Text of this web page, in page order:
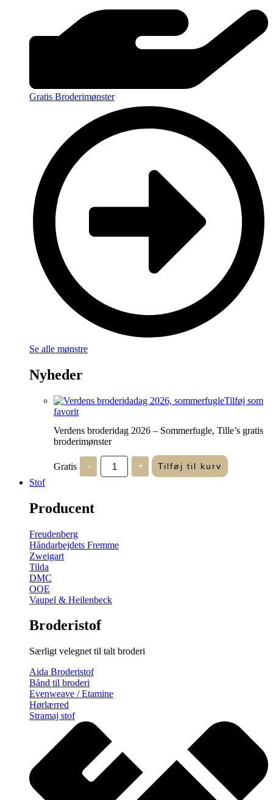
Gratis Broderimønster
Se alle mønstre
Nyheder
Tilføj som
favorit
Verdens broderidag 2026 – Sommerfugle, Tille’s gratis
broderimønster
Gratis -
Verdens
broderidag
2026
+ Tilføj til kurv
Stof
Producent
Freudenberg
Håndarbejdets Fremme
Zweigart
Tilda
DMC
OOE
Vaupel & Heilenbeck
Broderistof
Særligt velegnet til talt broderi
Aida Broderistof
Bånd til broderi
Evenweave / Etamine
Hørlærred
Stramaj stof